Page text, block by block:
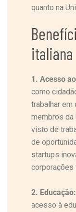
quanto na
italiana
1. Acesso
como
trabalhar em
membros da
visto de
de
startups
corporações
2. Educação:
acesso à